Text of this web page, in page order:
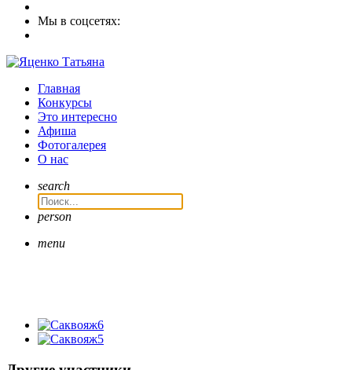
Мы в соцсетях:
Главная
Конкурсы
Это интересно
Афиша
Фотогалерея
О нас
search
person
menu